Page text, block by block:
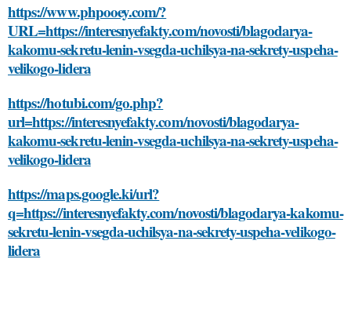
https://www.phpooey.com/?
URL=https://interesnyefakty.com/novosti/blagodarya-
kakomu-sekretu-lenin-vsegda-uchilsya-na-sekrety-uspeha-
velikogo-lidera
https://hotubi.com/go.php?
url=https://interesnyefakty.com/novosti/blagodarya-
kakomu-sekretu-lenin-vsegda-uchilsya-na-sekrety-uspeha-
velikogo-lidera
https://maps.google.ki/url?
q=https://interesnyefakty.com/novosti/blagodarya-kakomu-
sekretu-lenin-vsegda-uchilsya-na-sekrety-uspeha-velikogo-
lidera